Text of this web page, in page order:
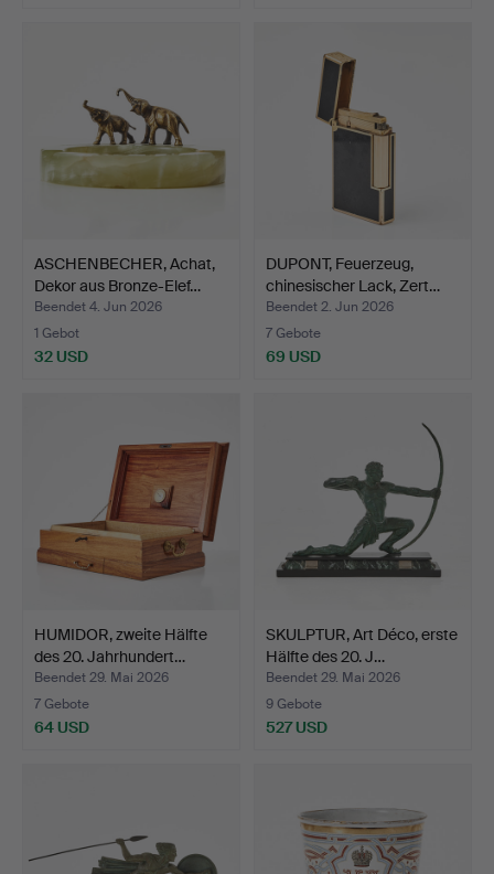
ASCHENBECHER, Achat,
Dekor aus Bronze-Elef…
Beendet 4. Jun 2026
1 Gebot
32 USD
DUPONT, Feuerzeug,
chinesischer Lack, Zert…
Beendet 2. Jun 2026
7 Gebote
69 USD
HUMIDOR, zweite Hälfte
des 20. Jahrhundert…
Beendet 29. Mai 2026
7 Gebote
64 USD
SKULPTUR, Art Déco, erste
Hälfte des 20. J…
Beendet 29. Mai 2026
9 Gebote
527 USD